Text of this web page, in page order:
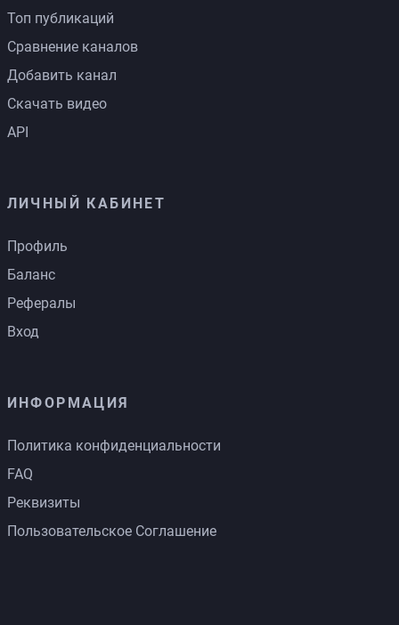
Топ публикаций
Сравнение каналов
Добавить канал
Скачать видео
API
ЛИЧНЫЙ КАБИНЕТ
Профиль
Баланс
Рефералы
Вход
ИНФОРМАЦИЯ
Политика конфиденциальности
FAQ
Реквизиты
Пользовательское Соглашение